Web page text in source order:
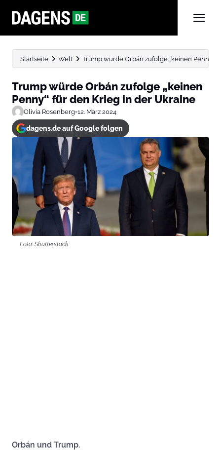
Startseite Welt Trump würde Orbán zufolge „keinen Penny“
Trump würde Orbán zufolge „keinen
Penny“ für den Krieg in der Ukraine
Olivia Rosenberg•12. März 2024
dagens.de auf Google folgen
Foto: Shutterstock
Orbán und Trump.